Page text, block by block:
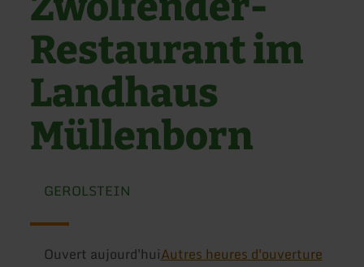
Restaurant im
Landhaus
Müllenborn
GEROLSTEIN
Ouvert aujourd'huiAutres heures d'ouverture